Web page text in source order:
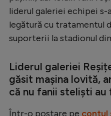
liderul galeriei echipei
legătură cu tratamentul
suporterii la stadionul
Liderul galeriei
găsit mașina lovită,
că nu fanii steliști au
Într-o postare pe contul